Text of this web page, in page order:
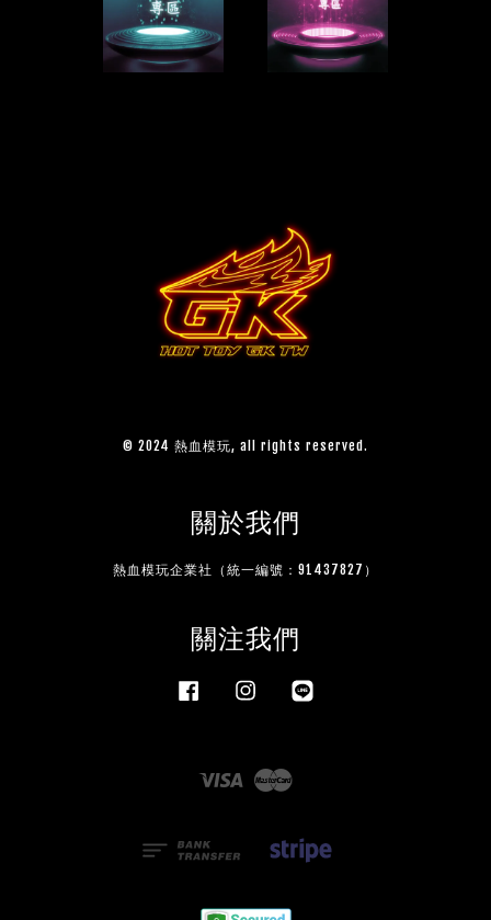
© 2024 熱血模玩, all rights reserved.
關於我們
熱血模玩企業社（統一編號：91437827）
關注我們
Facebook Instagram
Visa